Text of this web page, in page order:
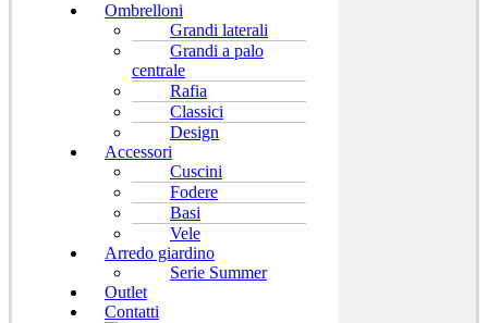
Ombrelloni
Grandi laterali
Grandi a palo
centrale
Rafia
Classici
Design
Accessori
Cuscini
Fodere
Basi
Vele
Arredo giardino
Serie Summer
Outlet
Contatti